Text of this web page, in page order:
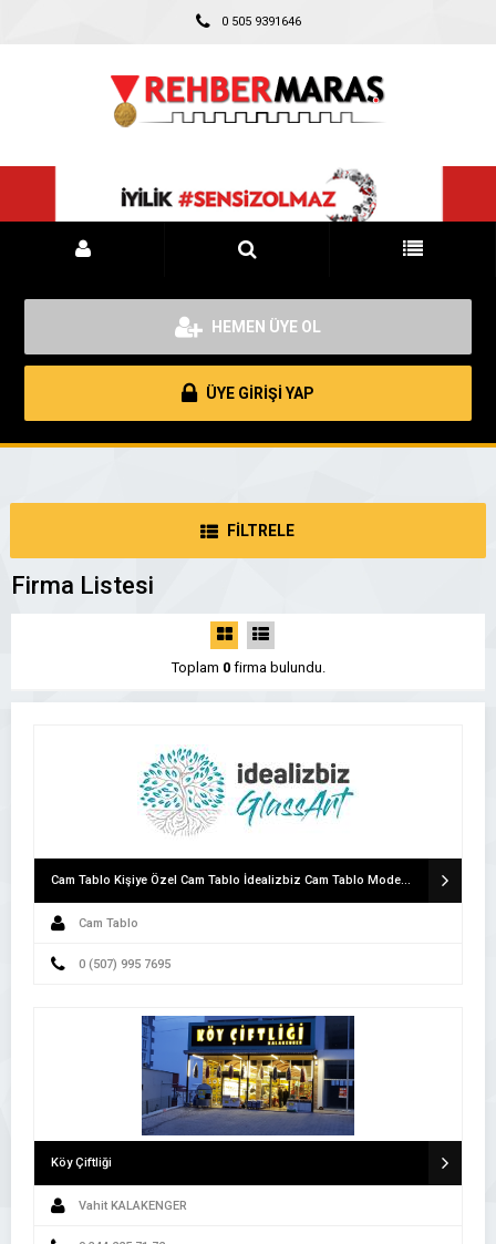
0 505 9391646
HEMEN ÜYE OL
ÜYE GİRİŞİ YAP
FİLTRELE
Firma Listesi
Toplam 0firma bulundu.
Cam Tablo Kişiye Özel Cam Tablo İdealizbiz Cam Tablo Modelleri
Cam Tablo
0 (507) 995 7695
Köy Çiftliği
Vahit KALAKENGER